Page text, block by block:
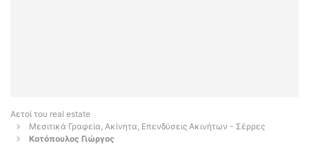
Αετοί του real estate
Μεσιτικά Γραφεία, Ακίνητα, Επενδύσεις Ακινήτων - Σέρρες
Κοτόπουλος Γιώργος